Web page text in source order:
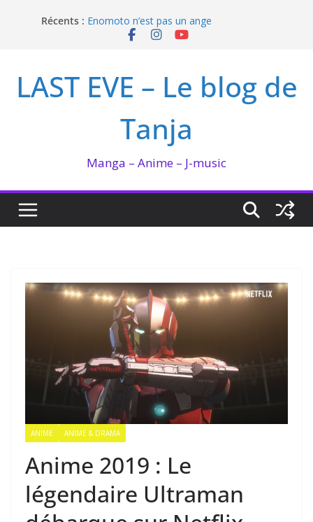
Récents : Enomoto n’est pas un ange
QUEEN BEE enflamme le Bataclan
I’m not in love de Zeniko Sumiya
LAST EVE – Le blog de
Tanja
Manga – Anime – J-music
ANIME ANIME & DRAMA
Anime 2019 : Le
légendaire Ultraman